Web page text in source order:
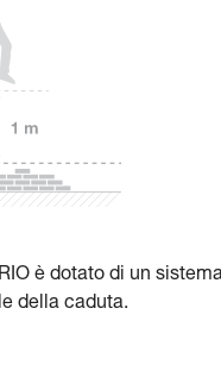
è dotato di un
della caduta.